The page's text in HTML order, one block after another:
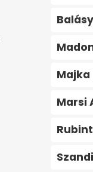
Majka
Marsi
Szandi